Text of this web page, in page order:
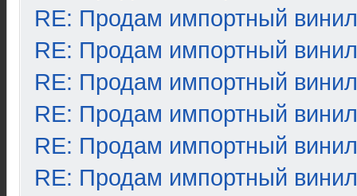
RE: Продам импортный винил
RE: Продам импортный винил
RE: Продам импортный винил
RE: Продам импортный винил
RE: Продам импортный винил
RE: Продам импортный винил